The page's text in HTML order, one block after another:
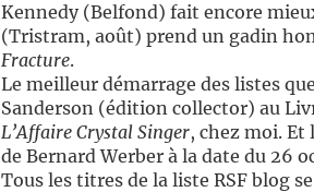
Kennedy (Belfond) fait encore
(Tristram, août) prend un gadin
Fracture.
Le meilleur démarrage des listes
Sanderson (édition collector) au
L’Affaire Crystal Singer, chez moi. Et
de Bernard Werber à la date du 26
Tous les titres de la liste RSF blog